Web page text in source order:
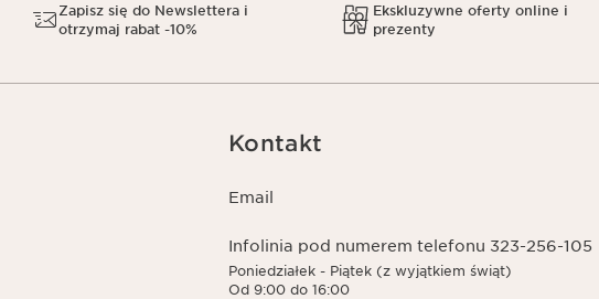
Zapisz się do Newslettera i
otrzymaj rabat -10%
Ekskluzywne oferty online i
prezenty
Kontakt
Email
Infolinia pod numerem telefonu 323-256-105
Poniedziałek - Piątek (z wyjątkiem świąt)
Od 9:00 do 16:00